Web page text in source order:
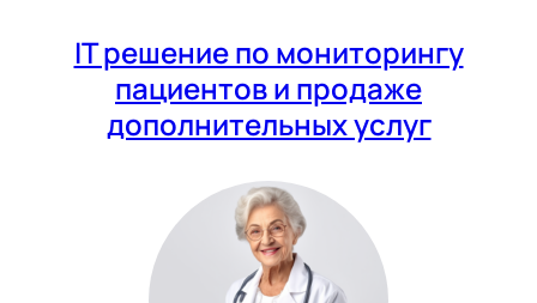
IT решение по мониторингу
пациентов и продаже
дополнительных услуг